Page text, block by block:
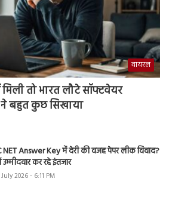
वायरल
तो भारत लौटे सॉफ्टवेयर
ने बहुत कुछ सिखाया
NET Answer Key में देरी की वजह पेपर लीक विवाद?
कर रहे इंतजार
2026 - 6:11 PM